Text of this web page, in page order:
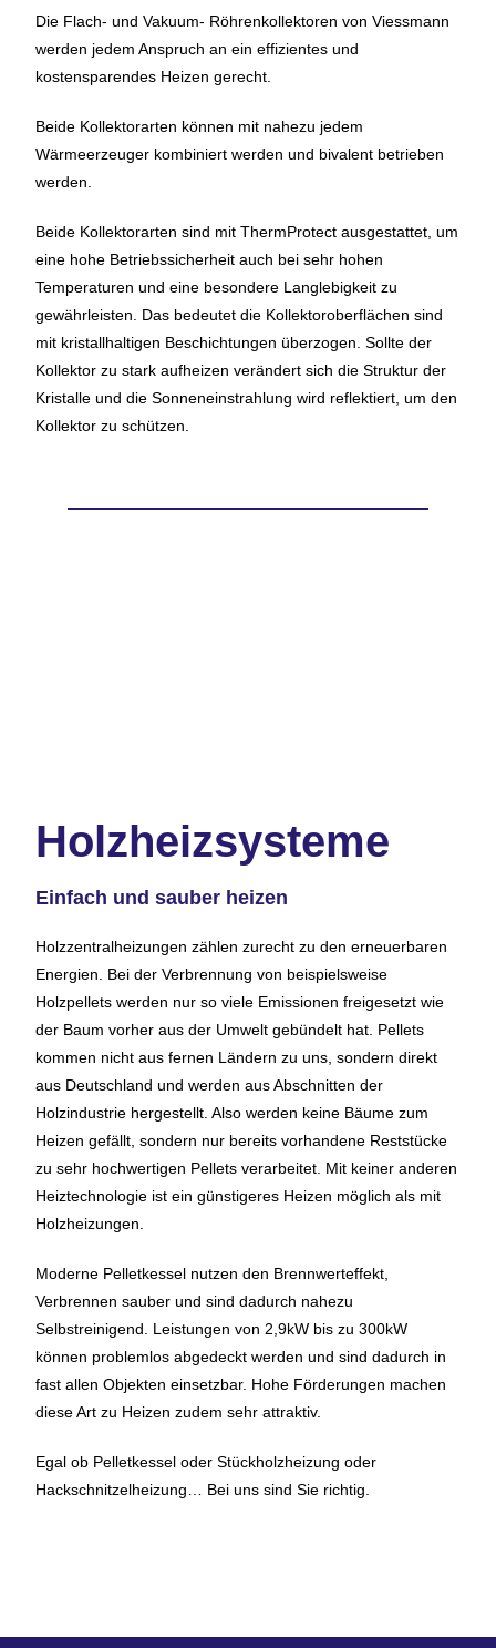
Die Flach- und Vakuum- Röhrenkollektoren von Viessmann
werden jedem Anspruch an ein effizientes und
kostensparendes Heizen gerecht.
Beide Kollektorarten können mit nahezu jedem
Wärmeerzeuger kombiniert werden und bivalent betrieben
werden.
Beide Kollektorarten sind mit ThermProtect ausgestattet, um
eine hohe Betriebssicherheit auch bei sehr hohen
Temperaturen und eine besondere Langlebigkeit zu
gewährleisten. Das bedeutet die Kollektoroberflächen sind
mit kristallhaltigen Beschichtungen überzogen. Sollte der
Kollektor zu stark aufheizen verändert sich die Struktur der
Kristalle und die Sonneneinstrahlung wird reflektiert, um den
Kollektor zu schützen.
Holzheizsysteme
Einfach und sauber heizen
Holzzentralheizungen zählen zurecht zu den erneuerbaren
Energien. Bei der Verbrennung von beispielsweise
Holzpellets werden nur so viele Emissionen freigesetzt wie
der Baum vorher aus der Umwelt gebündelt hat. Pellets
kommen nicht aus fernen Ländern zu uns, sondern direkt
aus Deutschland und werden aus Abschnitten der
Holzindustrie hergestellt. Also werden keine Bäume zum
Heizen gefällt, sondern nur bereits vorhandene Reststücke
zu sehr hochwertigen Pellets verarbeitet. Mit keiner anderen
Heiztechnologie ist ein günstigeres Heizen möglich als mit
Holzheizungen.
Moderne Pelletkessel nutzen den Brennwerteffekt,
Verbrennen sauber und sind dadurch nahezu
Selbstreinigend. Leistungen von 2,9kW bis zu 300kW
können problemlos abgedeckt werden und sind dadurch in
fast allen Objekten einsetzbar. Hohe Förderungen machen
diese Art zu Heizen zudem sehr attraktiv.
Egal ob Pelletkessel oder Stückholzheizung oder
Hackschnitzelheizung… Bei uns sind Sie richtig.